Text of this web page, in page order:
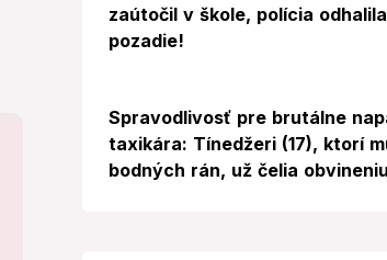
zaútočil v škole, polícia
pozadie!
Spravodlivosť pre brutálne
taxikára: Tínedžeri (17), ktorí
bodných rán, už čelia